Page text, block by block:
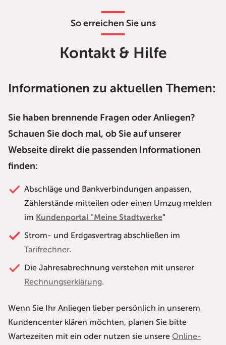
So erreichen Sie uns
Kontakt & Hilfe
Informationen zu aktuellen Themen:
Sie haben brennende Fragen oder Anliegen?
Schauen Sie doch mal, ob Sie auf unserer
Webseite direkt die passenden Informationen
finden:
Abschläge und Bankverbindungen anpassen,
Zählerstände mitteilen oder einen Umzug melden
im Kundenportal "Meine Stadtwerke"
Strom- und Erdgasvertrag abschließen im
Tarifrechner.
Die Jahresabrechnung verstehen mit unserer
Rechnungserklärung.
Wenn Sie Ihr Anliegen lieber persönlich in unserem
Kundencenter klären möchten, planen Sie bitte
Wartezeiten mit ein oder nutzen sie unsere Online-